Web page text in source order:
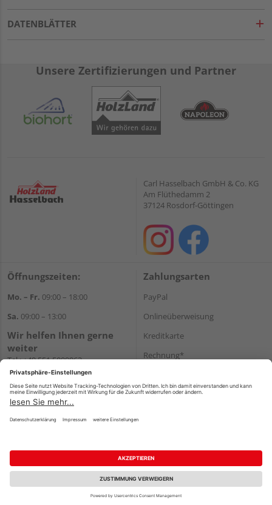
DATENBLÄTTER
Unsere Zertifizierungen und Partner
Carl Hasselbach GmbH & Co. KG
Am Flüthedamm 2
37124 Rosdorf-Göttingen
Öffnungszeiten:
Mo. – Fr. 09:00 – 18:00
Sa. 09:00 – 13:00
Wir helfen Ihnen gerne
weiter
Tel.:+49 551 5009963
E-Mail:shop@holzland-
hasselbach.de
Zahlungsarten
PayPal
Onlineüberweisung
Kreditkarte
Rechnung*
Versand
Impressum AGB Widerruf
Datenschutz
Reservierungsbedingungen
Vertrag widerrufen